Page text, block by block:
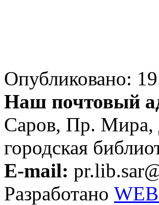
Опубликовано:
Наш почтовый
Саров, Пр. Мира,
городская
E-mail:
Разработано